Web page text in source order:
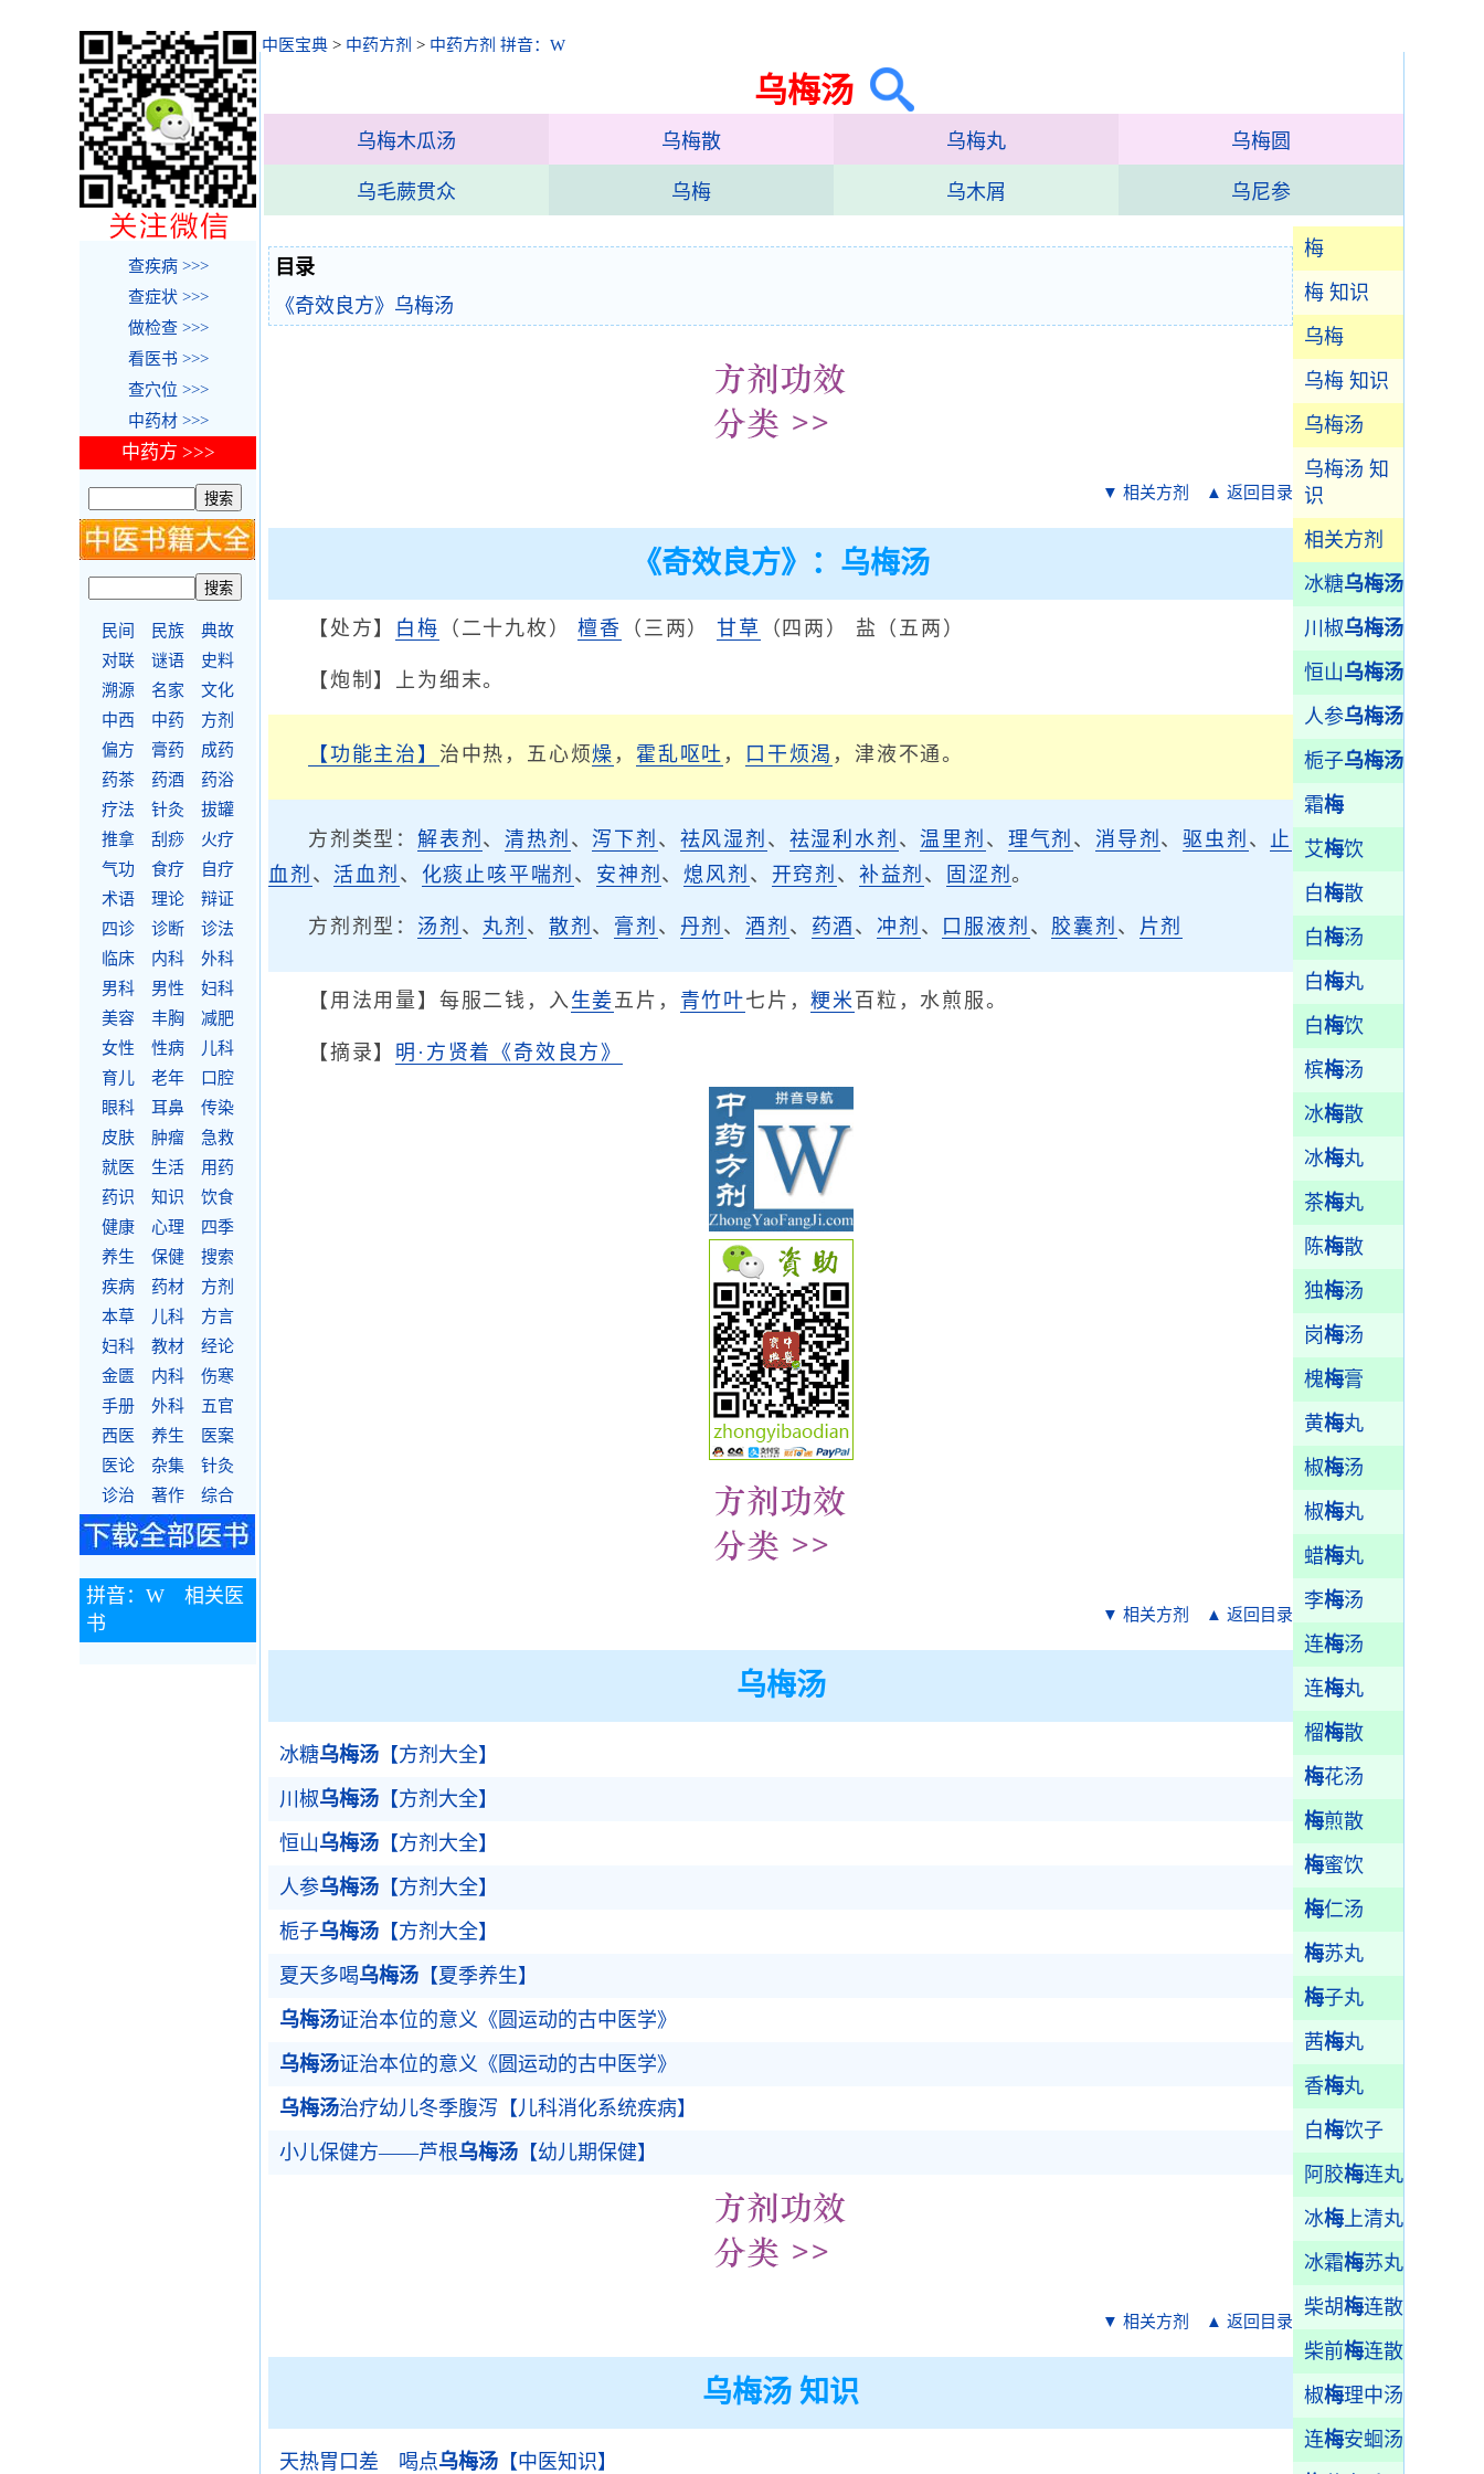
中医宝典 > 中药方剂 > 中药方剂 拼音：W
乌梅汤
乌梅木瓜汤 乌梅散 乌梅丸 乌梅圆
乌毛蕨贯众 乌梅 乌木屑 乌尼参
梅
梅 知识
乌梅
乌梅 知识
乌梅汤
乌梅汤 知
识
相关方剂
冰糖乌梅汤
川椒乌梅汤
恒山乌梅汤
人参乌梅汤
栀子乌梅汤
霜梅
艾梅饮
白梅散
白梅汤
白梅丸
白梅饮
槟梅汤
冰梅散
冰梅丸
茶梅丸
陈梅散
独梅汤
岗梅汤
槐梅膏
黄梅丸
椒梅汤
椒梅丸
蜡梅丸
李梅汤
连梅汤
连梅丸
榴梅散
梅花汤
梅煎散
梅蜜饮
梅仁汤
梅苏丸
梅子丸
茜梅丸
香梅丸
白梅饮子
阿胶梅连丸
冰梅上清丸
冰霜梅苏丸
柴胡梅连散
柴前梅连散
椒梅理中汤
连梅安蛔汤
目录
《奇效良方》乌梅汤
▼ 相关方剂 ▲ 返回目录
《奇效良方》：乌梅汤
【处方】 白梅 （二十九枚）檀香 （三两）甘草 （四两） 盐（五两）
【炮制】上为细末。
【功能主治】 治中热，五心烦燥 ， 霍乱呕吐 ， 口干烦渴 ，津液不通。
方剂类型： 解表剂 、清热剂 、 泻下剂 、 祛风湿剂 、 祛湿利水剂 、温里剂 、 理气剂 、 消导剂 、驱虫剂 、 止
血剂 、 活血剂 、 化痰止咳平喘剂 、 安神剂 、熄风剂 、 开窍剂 、 补益剂 、 固涩剂。
方剂剂型： 汤剂 、 丸剂 、 散剂 、 膏剂 、 丹剂 、酒剂 、 药酒 、 冲剂 、 口服液剂 、 胶囊剂 、 片剂
【用法用量】每服二钱，入生姜五片， 青竹叶七片，粳米 百粒，水煎服。
【摘录】 明·方贤着《奇效良方》
▼ 相关方剂 ▲ 返回目录
乌梅汤
冰糖乌梅汤 【方剂大全】
川椒乌梅汤 【方剂大全】
恒山乌梅汤 【方剂大全】
人参乌梅汤 【方剂大全】
栀子乌梅汤 【方剂大全】
夏天多喝乌梅汤 【夏季养生】
乌梅汤证治本位的意义《圆运动的古中医学》
乌梅汤证治本位的意义《圆运动的古中医学》
乌梅汤治疗幼儿冬季腹泻【儿科消化系统疾病】
小儿保健方——芦根乌梅汤 【幼儿期保健】
▼ 相关方剂 ▲ 返回目录
乌梅汤 知识
天热胃口差 喝点乌梅汤 【中医知识】
查疾病 >>>
查症状 >>>
做检查 >>>
看医书 >>>
查穴位 >>>
中药材 >>>
中药方 >>>
民间 民族
典故
对联
谜语
史料
溯源
名家
文化
中西
中药
方剂
偏方
膏药
成药
药茶
药酒
药浴
疗法
针灸
拔罐
推拿
刮痧
火疗
气功
食疗
自疗
术语
理论
辩证
四诊
诊断
诊法
临床
内科
外科
男科
男性
妇科
美容
丰胸
减肥
女性
性病
儿科
育儿
老年
口腔
眼科
耳鼻
传染
皮肤
肿瘤
急救
就医
生活
用药
药识
知识
饮食
健康
心理
四季
养生
保健
搜索
疾病
药材
方剂
本草
儿科
方言
妇科
教材
经论
金匮
内科
伤寒
手册
外科
五官
西医
养生
医案
医论
杂集
针灸
诊治
著作 综合
拼音：W 相关医
书